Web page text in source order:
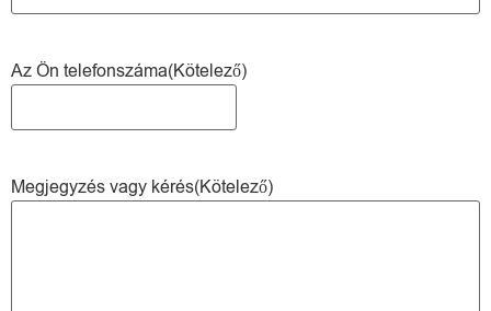
Az Ön telefonszáma(Kötelező)
Megjegyzés vagy kérés(Kötelező)